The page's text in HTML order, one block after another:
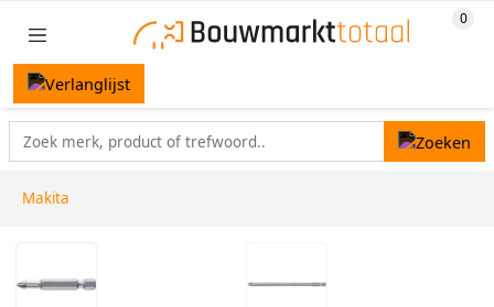
Makita